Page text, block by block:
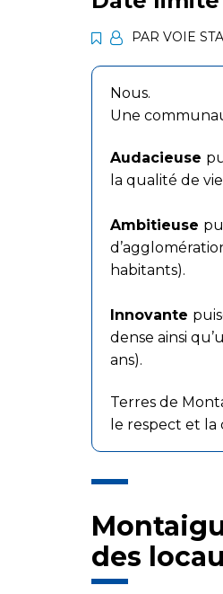
PAR VOIE
Nous.
Une
Audacieuse
la qualité de
Ambitieuse
habitants).
Innovante
dense ainsi
ans).
Terres de
le respect et la
des